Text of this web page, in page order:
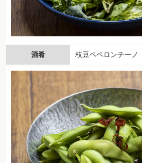
酒肴 枝豆ペペロンチーノ